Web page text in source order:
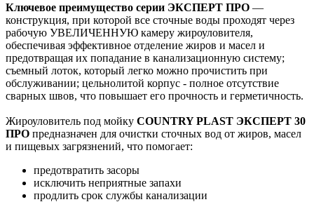
Ключевое преимущество серии ЭКСПЕРТ ПРО —
конструкция, при которой все сточные воды проходят через
рабочую УВЕЛИЧЕННУЮ камеру жироуловителя,
обеспечивая эффективное отделение жиров и масел и
предотвращая их попадание в канализационную систему;
съемный лоток, который легко можно прочистить при
обслуживании; цельнолитой корпус - полное отсутствие
сварных швов, что повышает его прочность и герметичность.
Жироуловитель под мойку COUNTRY PLAST ЭКСПЕРТ 30
ПРО предназначен для очистки сточных вод от жиров, масел
и пищевых загрязнений, что помогает:
предотвратить засоры
исключить неприятные запахи
продлить срок службы канализации